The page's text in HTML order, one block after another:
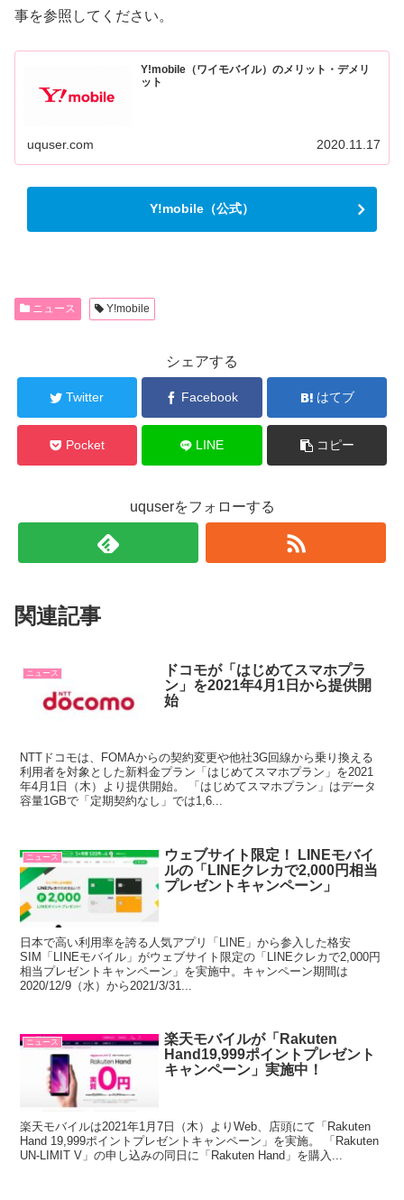
事を参照してください。
Y!mobile（ワイモバイル）のメリット・デメリ
ット
uquser.com 2020.11.17
Y!mobile（公式）
ニュース Y!mobile
シェアする
Twitter Facebook はてブ
Pocket LINE コピー
uquserをフォローする
関連記事
ニュース
ドコモが「はじめてスマホプラ
ン」を2021年4月1日から提供開
始
NTTドコモは、FOMAからの契約変更や他社3G回線から乗り換える
利用者を対象とした新料金プラン「はじめてスマホプラン」を2021
年4月1日（木）より提供開始。 「はじめてスマホプラン」はデータ
容量1GBで「定期契約なし」では1,6...
ニュース
ウェブサイト限定！ LINEモバイ
ルの「LINEクレカで2,000円相当
プレゼントキャンペーン」
日本で高い利用率を誇る人気アプリ「LINE」から参入した格安
SIM「LINEモバイル」がウェブサイト限定の「LINEクレカで2,000円
相当プレゼントキャンペーン」を実施中。キャンペーン期間は
2020/12/9（水）から2021/3/31...
ニュース
楽天モバイルが「Rakuten
Hand19,999ポイントプレゼント
キャンペーン」実施中！
楽天モバイルは2021年1月7日（木）よりWeb、店頭にて「Rakuten
Hand 19,999ポイントプレゼントキャンペーン」を実施。 「Rakuten
UN-LIMIT V」の申し込みの同日に「Rakuten Hand」を購入...